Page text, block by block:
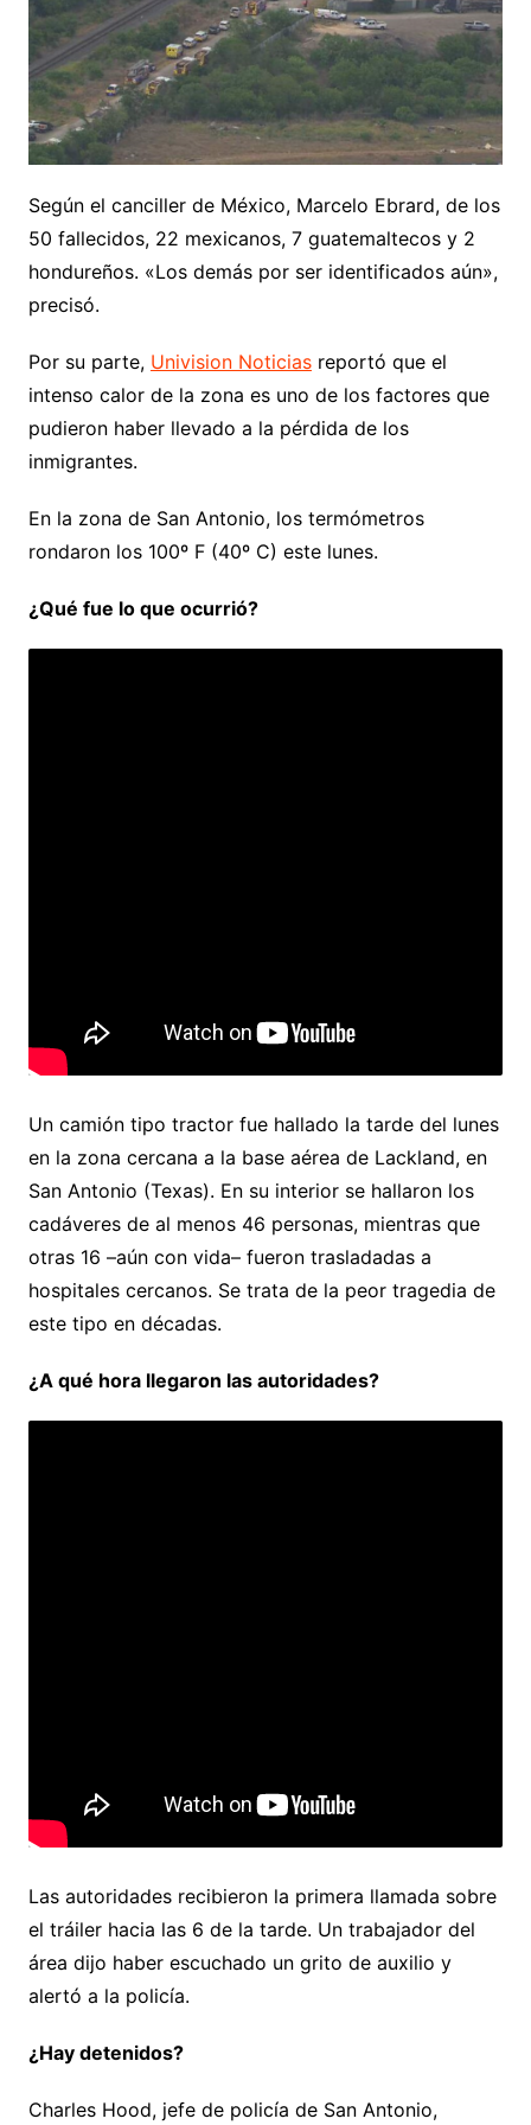
Según el canciller de México, Marcelo Ebrard, de los
50 fallecidos, 22 mexicanos, 7 guatemaltecos y 2
hondureños. «Los demás por ser identificados aún»,
precisó.
Por su parte, Univision Noticiasreportó que el
intenso calor de la zona es uno de los factores que
pudieron haber llevado a la pérdida de los
inmigrantes.
En la zona de San Antonio, los termómetros
rondaron los 100º F (40º C) este lunes.
¿Qué fue lo que ocurrió?
Un camión tipo tractor fue hallado la tarde del lunes
en la zona cercana a la base aérea de Lackland, en
San Antonio (Texas). En su interior se hallaron los
cadáveres de al menos 46 personas, mientras que
otras 16 –aún con vida– fueron trasladadas a
hospitales cercanos. Se trata de la peor tragedia de
este tipo en décadas.
¿A qué hora llegaron las autoridades?
Las autoridades recibieron la primera llamada sobre
el tráiler hacia las 6 de la tarde. Un trabajador del
área dijo haber escuchado un grito de auxilio y
alertó a la policía.
¿Hay detenidos?
Charles Hood, jefe de policía de San Antonio,